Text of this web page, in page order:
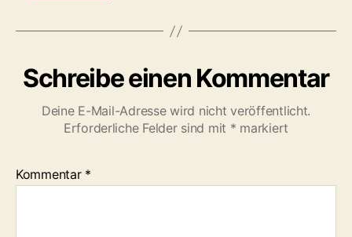
Schreibe einen Kommentar
Deine E-Mail-Adresse wird nicht veröffentlicht.
Erforderliche Felder sind mit * markiert
Kommentar *